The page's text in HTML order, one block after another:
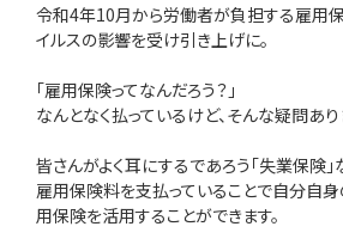
令和4年10月から労働者が負担する雇用
イルスの影響を受け引き上げに。
「雇用保険ってなんだろう？」
なんとなく払っているけど、そんな疑問あり
皆さんがよく耳にするであろう「失業保険」
雇用保険料を支払っていることで自分自身
用保険を活用することができます。